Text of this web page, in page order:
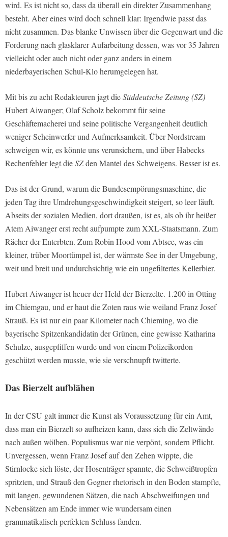
wird. Es ist nicht so, dass da überall ein direkter Zusammenhang
besteht. Aber eines wird doch schnell klar: Irgendwie passt das
nicht zusammen. Das blanke Unwissen über die Gegenwart und die
Forderung nach glasklarer Aufarbeitung dessen, was vor 35 Jahren
vielleicht oder auch nicht oder ganz anders in einem
niederbayerischen Schul-Klo herumgelegen hat.
Mit bis zu acht Redakteuren jagt dieSüddeutsche Zeitung (SZ)
Hubert Aiwanger; Olaf Scholz bekommt für seine
Geschäftemacherei und seine politische Vergangenheit deutlich
weniger Scheinwerfer und Aufmerksamkeit. Über Nordstream
schweigen wir, es könnte uns verunsichern, und über Habecks
Rechenfehler legt dieSZden Mantel des Schweigens. Besser ist es.
Das ist der Grund, warum die Bundesempörungsmaschine, die
jeden Tag ihre Umdrehungsgeschwindigkeit steigert, so leer läuft.
Abseits der sozialen Medien, dort draußen, ist es, als ob ihr heißer
Atem Aiwanger erst recht aufpumpte zum XXL-Staatsmann. Zum
Rächer der Enterbten. Zum Robin Hood vom Abtsee, was ein
kleiner, trüber Moortümpel ist, der wärmste See in der Umgebung,
weit und breit und undurchsichtig wie ein ungefiltertes Kellerbier.
Hubert Aiwanger ist heuer der Held der Bierzelte. 1.200 in Otting
im Chiemgau, und er haut die Zoten raus wie weiland Franz Josef
Strauß. Es ist nur ein paar Kilometer nach Chieming, wo die
bayerische Spitzenkandidatin der Grünen, eine gewisse Katharina
Schulze, ausgepfiffen wurde und von einem Polizeikordon
geschützt werden musste, wie sie verschnupft twitterte.
Das Bierzelt aufblähen
In der CSU galt immer die Kunst als Voraussetzung für ein Amt,
dass man ein Bierzelt so aufheizen kann, dass sich die Zeltwände
nach außen wölben. Populismus war nie verpönt, sondern Pflicht.
Unvergessen, wenn Franz Josef auf den Zehen wippte, die
Stirnlocke sich löste, der Hosenträger spannte, die Schweißtropfen
spritzten, und Strauß den Gegner rhetorisch in den Boden stampfte,
mit langen, gewundenen Sätzen, die nach Abschweifungen und
Nebensätzen am Ende immer wie wundersam einen
grammatikalisch perfekten Schluss fanden.